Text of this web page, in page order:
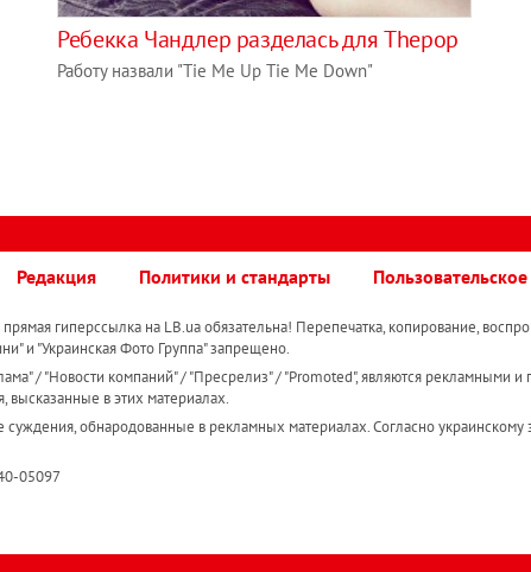
Ребекка Чандлер разделась для Thepop
Работу назвали "Tie Me Up Tie Me Down"
Редакция Политики и стандарты
гиперссылка на LB.ua обязательна! Перепечатка, копирование,
и "Украинская Фото Группа" запрещено.
/ "Новости компаний" / "Пресрелиз" / "Promoted", являются рекламными и
высказанные в этих материалах.
обнародованные в рекламных материалах. Согласно украинскому
05097